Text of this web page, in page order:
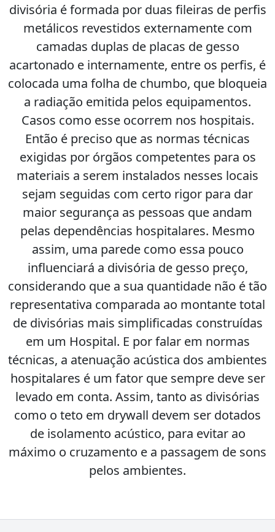
divisória é formada por duas fileiras de perfis
metálicos revestidos externamente com
camadas duplas de placas de gesso
acartonado e internamente, entre os perfis, é
colocada uma folha de chumbo, que bloqueia
a radiação emitida pelos equipamentos.
Casos como esse ocorrem nos hospitais.
Então é preciso que as normas técnicas
exigidas por órgãos competentes para os
materiais a serem instalados nesses locais
sejam seguidas com certo rigor para dar
maior segurança as pessoas que andam
pelas dependências hospitalares. Mesmo
assim, uma parede como essa pouco
influenciará a divisória de gesso preço,
considerando que a sua quantidade não é tão
representativa comparada ao montante total
de divisórias mais simplificadas construídas
em um Hospital. E por falar em normas
técnicas, a atenuação acústica dos ambientes
hospitalares é um fator que sempre deve ser
levado em conta. Assim, tanto as divisórias
como o teto em drywall devem ser dotados
de isolamento acústico, para evitar ao
máximo o cruzamento e a passagem de sons
pelos ambientes.